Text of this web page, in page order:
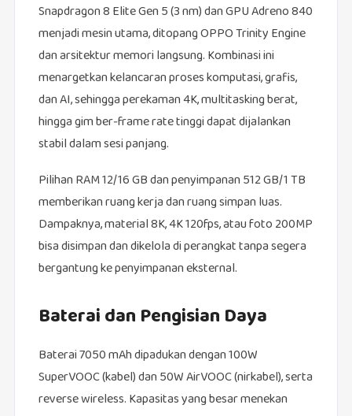
Snapdragon 8 Elite Gen 5 (3 nm) dan GPU Adreno 840
menjadi mesin utama, ditopang OPPO Trinity Engine
dan arsitektur memori langsung. Kombinasi ini
menargetkan kelancaran proses komputasi, grafis,
dan AI, sehingga perekaman 4K, multitasking berat,
hingga gim ber‑frame rate tinggi dapat dijalankan
stabil dalam sesi panjang.
Pilihan RAM 12/16 GB dan penyimpanan 512 GB/1 TB
memberikan ruang kerja dan ruang simpan luas.
Dampaknya, material 8K, 4K 120fps, atau foto 200MP
bisa disimpan dan dikelola di perangkat tanpa segera
bergantung ke penyimpanan eksternal.
Baterai dan Pengisian Daya
Baterai 7050 mAh dipadukan dengan 100W
SuperVOOC (kabel) dan 50W AirVOOC (nirkabel), serta
reverse wireless. Kapasitas yang besar menekan